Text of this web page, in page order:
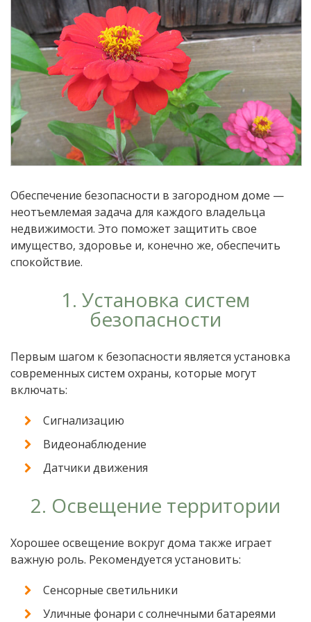
Обеспечение безопасности в загородном доме —
неотъемлемая задача для каждого владельца
недвижимости. Это поможет защитить свое
имущество, здоровье и, конечно же, обеспечить
спокойствие.
1. Установка систем
безопасности
Первым шагом к безопасности является установка
современных систем охраны, которые могут
включать:
Сигнализацию
Видеонаблюдение
Датчики движения
2. Освещение территории
Хорошее освещение вокруг дома также играет
важную роль. Рекомендуется установить:
Сенсорные светильники
Уличные фонари с солнечными батареями